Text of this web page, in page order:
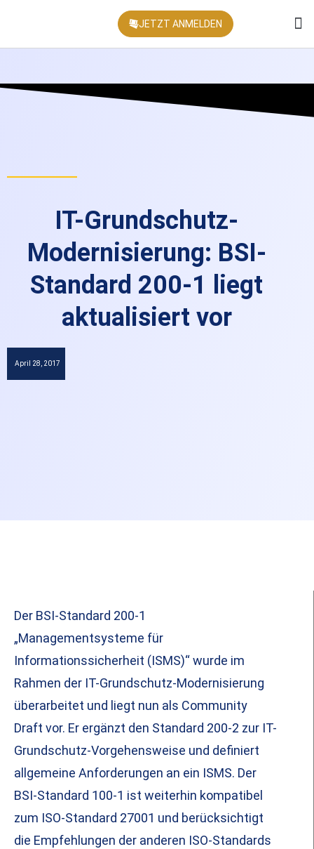
JETZT ANMELDEN
IT-Grundschutz-
Modernisierung: BSI-
Standard 200-1 liegt
aktualisiert vor
April 28, 2017
Der BSI-Standard 200-1
„Managementsysteme für
Informationssicherheit (ISMS)“ wurde im
Rahmen der IT-Grundschutz-Modernisierung
überarbeitet und liegt nun als Community
Draft vor. Er ergänzt den Standard 200-2 zur IT-
Grundschutz-Vorgehensweise und definiert
allgemeine Anforderungen an ein ISMS. Der
BSI-Standard 100-1 ist weiterhin kompatibel
zum ISO-Standard 27001 und berücksichtigt
die Empfehlungen der anderen ISO-Standards